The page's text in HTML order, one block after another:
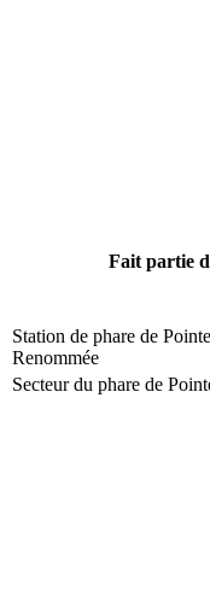
Fait partie
Station de phare de
Renommée
Secteur du phare de